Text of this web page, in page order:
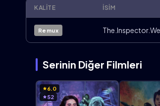
KALITE İSIM
Remux
Serinin Diğer Filmleri
6.0
52